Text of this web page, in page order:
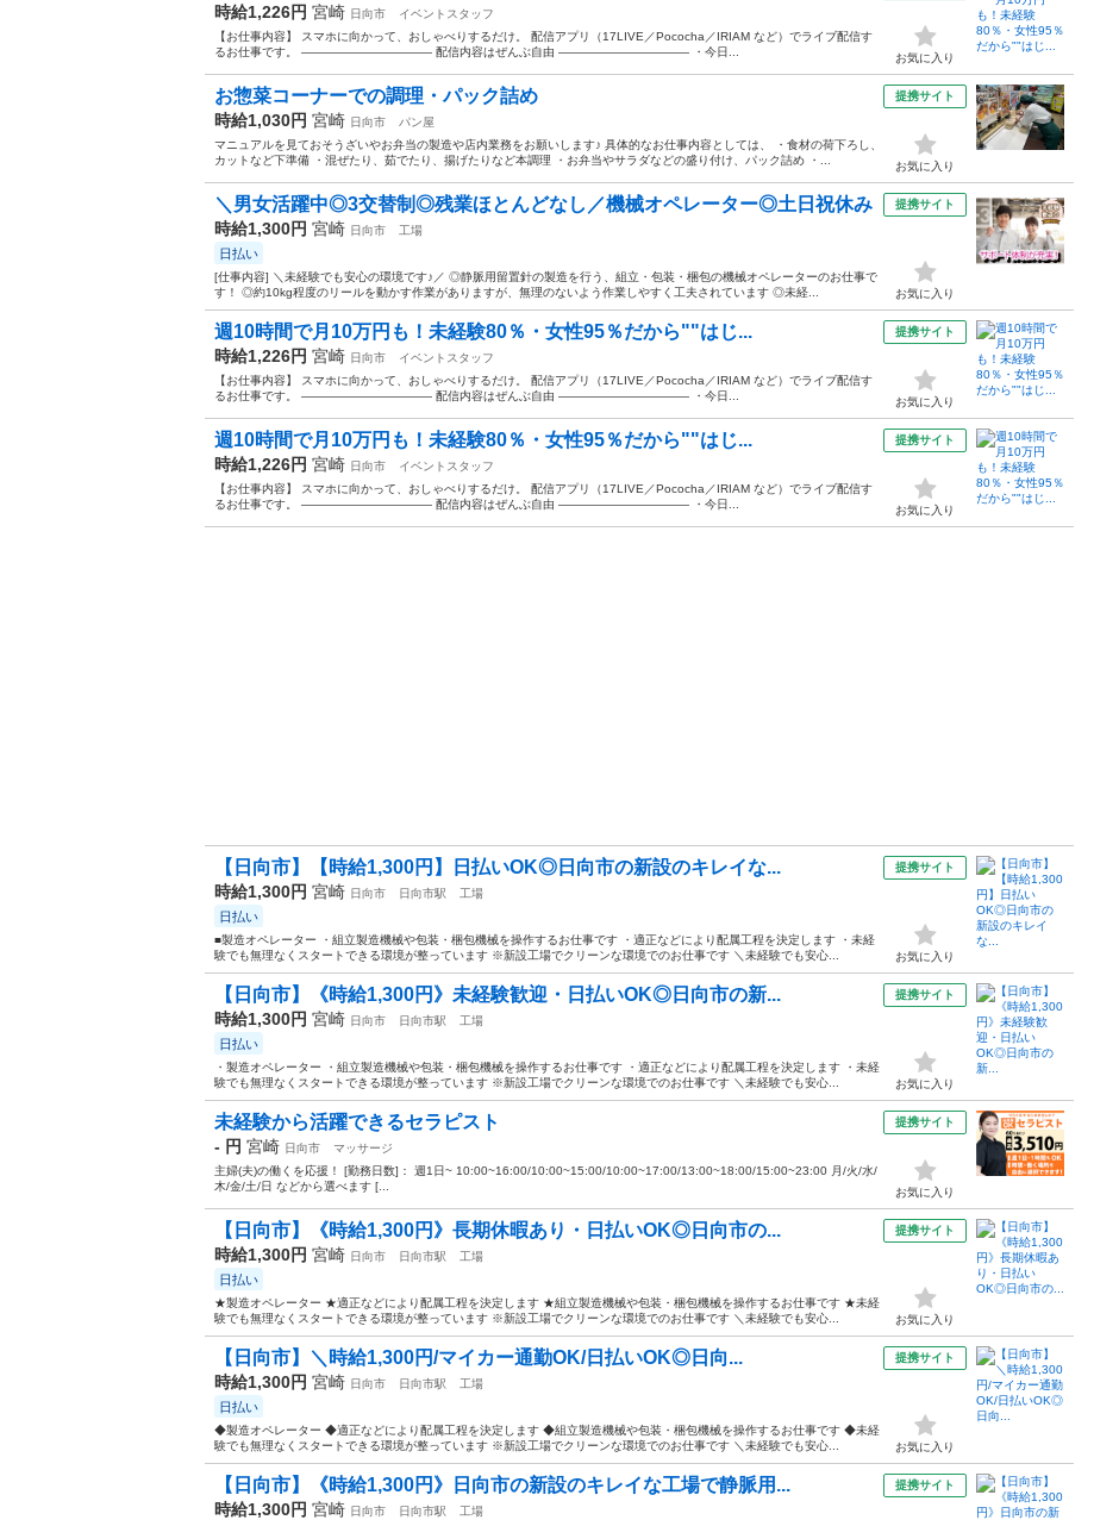
時給1,226円 宮崎 日向市
イベントスタッフ
【お仕事内容】 スマホに向かって、おしゃべりするだけ。 配信アプリ（17LIVE／Pococha／IRIAM など）でライブ配信す
るお仕事です。 ——————————— 配信内容はぜんぶ自由 ——————————— ・今日...
お気に入り
お惣菜コーナーでの調理・パック詰め
時給1,030円 宮崎 日向市
パン屋
マニュアルを見ておそうざいやお弁当の製造や店内業務をお願いします♪ 具体的なお仕事内容としては、 ・食材の荷下ろし、
カットなど下準備 ・混ぜたり、茹でたり、揚げたりなど本調理 ・お弁当やサラダなどの盛り付け、パック詰め ・...
提携サイト
お気に入り
＼男女活躍中◎3交替制◎残業ほとんどなし／機械オペレーター◎土日祝休み
時給1,300円 宮崎 日向市 工場
日払い
[仕事内容] ＼未経験でも安心の環境です♪／ ◎静脈用留置針の製造を行う、組立・包装・梱包の機械オペレーターのお仕事で
す！ ◎約10kg程度のリールを動かす作業がありますが、無理のないよう作業しやすく工夫されています ◎未経...
提携サイト
お気に入り
週10時間で月10万円も！未経験80％・女性95％だから""はじ...
時給1,226円 宮崎 日向市
イベントスタッフ
【お仕事内容】 スマホに向かって、おしゃべりするだけ。 配信アプリ（17LIVE／Pococha／IRIAM など）でライブ配信す
るお仕事です。 ——————————— 配信内容はぜんぶ自由 ——————————— ・今日...
提携サイト
お気に入り
週10時間で月10万円も！未経験80％・女性95％だから""はじ...
時給1,226円 宮崎 日向市
イベントスタッフ
【お仕事内容】 スマホに向かって、おしゃべりするだけ。 配信アプリ（17LIVE／Pococha／IRIAM など）でライブ配信す
るお仕事です。 ——————————— 配信内容はぜんぶ自由 ——————————— ・今日...
提携サイト
お気に入り
【日向市】【時給1,300円】日払いOK◎日向市の新設のキレイな...
時給1,300円 宮崎 日向市 日向市駅 工場
日払い
■製造オペレーター ・組立製造機械や包装・梱包機械を操作するお仕事です ・適正などにより配属工程を決定します ・未経
験でも無理なくスタートできる環境が整っています ※新設工場でクリーンな環境でのお仕事です ＼未経験でも安心...
提携サイト
お気に入り
【日向市】《時給1,300円》未経験歓迎・日払いOK◎日向市の新...
時給1,300円 宮崎 日向市 日向市駅 工場
日払い
・製造オペレーター ・組立製造機械や包装・梱包機械を操作するお仕事です ・適正などにより配属工程を決定します ・未経
験でも無理なくスタートできる環境が整っています ※新設工場でクリーンな環境でのお仕事です ＼未経験でも安心...
提携サイト
お気に入り
未経験から活躍できるセラピスト
- 円 宮崎 日向市
マッサージ
主婦(夫)の働くを応援！ [勤務日数]： 週1日~ 10:00~16:00/10:00~15:00/10:00~17:00/13:00~18:00/15:00~23:00 月/火/水/
木/金/土/日 などから選べます [...
提携サイト
お気に入り
【日向市】《時給1,300円》長期休暇あり・日払いOK◎日向市の...
時給1,300円 宮崎 日向市 日向市駅 工場
日払い
★製造オペレーター ★適正などにより配属工程を決定します ★組立製造機械や包装・梱包機械を操作するお仕事です ★未経
験でも無理なくスタートできる環境が整っています ※新設工場でクリーンな環境でのお仕事です ＼未経験でも安心...
提携サイト
お気に入り
【日向市】＼時給1,300円/マイカー通勤OK/日払いOK◎日向...
時給1,300円 宮崎 日向市 日向市駅 工場
日払い
◆製造オペレーター ◆適正などにより配属工程を決定します ◆組立製造機械や包装・梱包機械を操作するお仕事です ◆未経
験でも無理なくスタートできる環境が整っています ※新設工場でクリーンな環境でのお仕事です ＼未経験でも安心...
提携サイト
お気に入り
【日向市】《時給1,300円》日向市の新設のキレイな工場で静脈用...
時給1,300円 宮崎 日向市 日向市駅 工場
提携サイト